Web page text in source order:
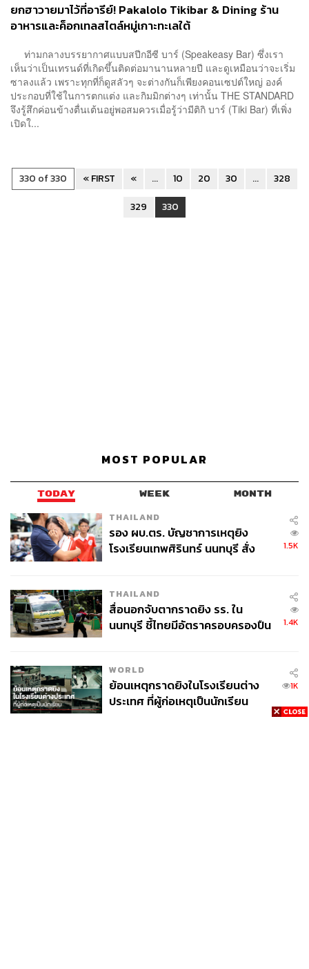
ยกฮาวายมาไว้ที่อารีย์! Pakalolo Tikibar & Dining ร้าน
อาหารและค็อกเทลสไตล์หมู่เกาะทะเลใต้
ท่ามกลางบรรยากาศแบบสปีกอีซี บาร์ (Speakeasy Bar) ซึ่งเรา
เห็นว่าเป็นเทรนด์ที่เกิดขึ้นติดต่อมานานหลายปี และดูเหมือนว่าจะเริ่ม
ซาลงแล้ว เพราะทุกที่ก็ดูสลัวๆ จะต่างกันก็เพียงคอนเซปต์ใหญ่ องค์
ประกอบที่ใช้ในการตกแต่ง และกิมมิกต่างๆ เท่านั้น THE STANDARD
จึงรู้สึกค่อนข้างตื่นเต้นอยู่พอสมควรเมื่อรู้ว่ามีติกิ บาร์ (Tiki Bar) ที่เพิ่ง
เปิดใ...
330 of 330 « FIRST « ... 10 20 30 ...
328
329
330
MOST POPULAR
TODAY WEEK MONTH
THAILAND
รอง ผบ.ตร. บัญชาการเหตุยิง
โรงเรียนเทพศิรินทร์ นนทบุรี สั่ง
1.5K
THAILAND
สื่อนอกจับตากราดยิง รร. ใน
นนทบุรี ชี้ไทยมีอัตราครอบครองปืน
1.4K
WORLD
ย้อนเหตุกราดยิงในโรงเรียนต่าง
ประเทศ ที่ผู้ก่อเหตุเป็นนักเรียน
1K